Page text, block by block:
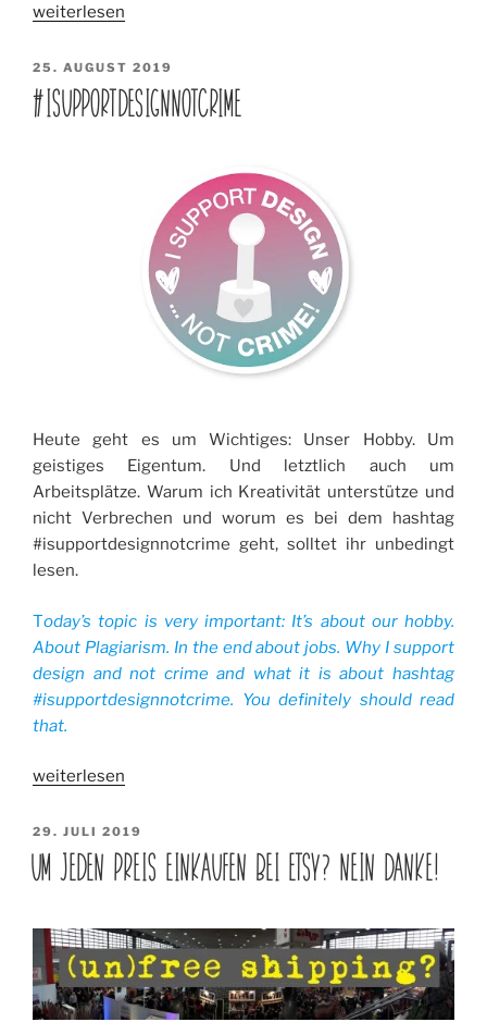
„Die
Cameo
4“
weiterlesen
VERÖFFENTLICHT
AM
25. AUGUST 2019
#ISUPPORTDESIGNNOTCRIME
Heute geht es um Wichtiges: Unser Hobby. Um
geistiges Eigentum. Und letztlich auch um
Arbeitsplätze. Warum ich Kreativität unterstütze und
nicht Verbrechen und worum es bei dem hashtag
#isupportdesignnotcrime geht, solltet ihr unbedingt
lesen.
Today’s topic is very important: It’s about our hobby.
About Plagiarism. In the end about jobs. Why I support
design and not crime and what it is about hashtag
#isupportdesignnotcrime. You definitely should read
that.
„#isupportdesignnotcrime“
weiterlesen
VERÖFFENTLICHT
AM
29. JULI 2019
UM JEDEN PREIS EINKAUFEN BEI ETSY? NEIN DANKE!